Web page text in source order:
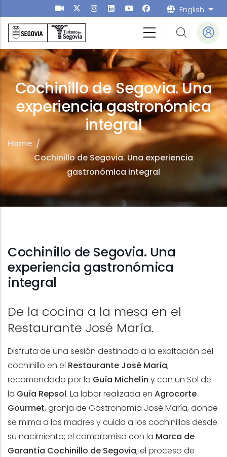
Skip to main content English List
Cochinillo de Segovia. Una
experiencia gastronómica
integral
Home /
Cochinillo de Segovia. Una experiencia
gastronómica integral
Cochinillo de Segovia. Una
experiencia gastronómica
integral
De la cocina a la mesa en el
Restaurante José María.
Disfruta de una sesión destinada a la exaltación del
cochinillo en el Restaurante José María,
recomendado por la Guía Michelín y con un Sol de
la Guía Repsol. La labor realizada en Agrocorte
Gourmet, granja de Gastronomía José María, donde
se mima a las madres y cuida a los cochinillos desde
su nacimiento; el compromiso con la Marca de
Garantía Cochinillo de Segovia; el proceso de